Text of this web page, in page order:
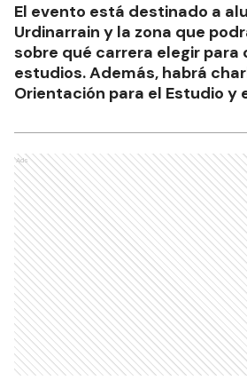
El evento está destinado a
Urdinarrain y la zona que
sobre qué carrera elegir para
estudios. Además, habrá
Orientación para el Estudio y
Ads